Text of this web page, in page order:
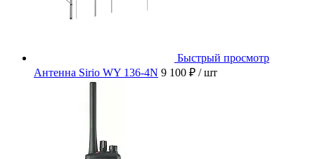
Быстрый просмотр
Антенна Sirio WY 136-4N 9 100 ₽ / шт